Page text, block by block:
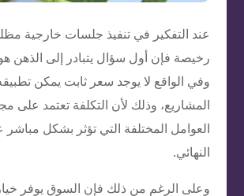
عند التفكير في تنفيذ جلسات خارجية
رخيصة فإن أول سؤال يتبادر إلى الذهن هو
وفي الواقع لا يوجد سعر ثابت يمكن
المشاريع، وذلك لأن التكلفة تعتمد على
العوامل المختلفة التي تؤثر بشكل مباشر
النهائي.
وعلى الرغم من ذلك فإن السوق يوفر